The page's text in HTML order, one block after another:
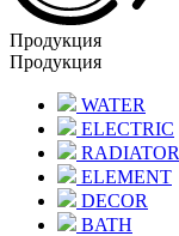
Продукция
Продукция
WATER
ELECTRIC
RADIATOR
ELEMENT
DECOR
BATH